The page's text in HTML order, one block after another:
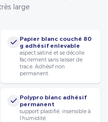
large
Papier blanc couché 80
g adhésif enlevable
aspect satiné et se décolle
facilement sans laisser de
trace. Adhésif non
permanent.
Polypro blanc adhésif
permanent
support plastifié, insensible à
l’humidité.